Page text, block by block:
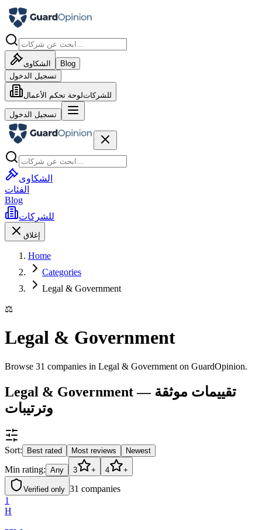
الشكاوى
Blog
تسجيل الدخول
للشركاتلوحة تحكم الأعمال
تسجيل الدخول
الشكاوى
الفئات
Blog
للشركات
إغلاق
Home
Categories
Legal & Government
⚖️
Legal & Government
Browse 31 companies in Legal & Government on GuardOpinion.
Legal & Government — تقييمات موثقة
وترتيبات
Sort: Best rated Most reviews Newest
Min rating: Any 3 + 4 +
Verified only 31 companies
1
H